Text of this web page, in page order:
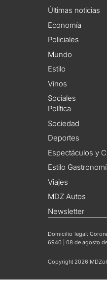
Últimas noticias
Economía
Policiales
Mundo
Estilo
Vinos
Sociales
Política
Sociedad
Deportes
Espectáculos y
Estilo
Viajes
MDZ Autos
Newsletter
Domicilio legal:
6940 | 08 de agosto
Copyright 2026